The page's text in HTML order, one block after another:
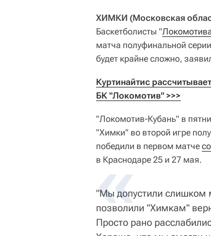
ХИМКИ (Московская
Баскетболисты "
матча полуфинальной серии
будет крайне сложно,
Куртинайтис
БК "Локомотив" >>>
"Локомотив-Кубань" в
"Химки" во второй игре
победили в первом матче
в Краснодаре 25 и 27 мая.
"Мы допустили слишком
позволили "Химкам"
Просто рано